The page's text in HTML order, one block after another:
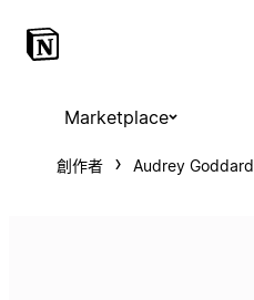
Marketplace
創作者 Audrey Goddard